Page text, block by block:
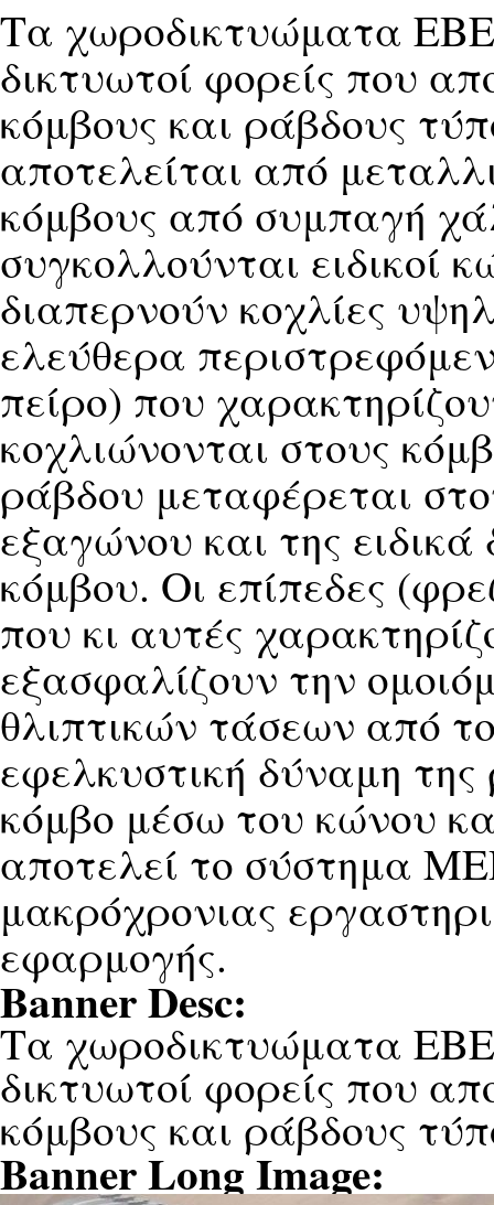
Τα χωροδικτυώματα
δικτυωτοί φορείς που
κόμβους και ράβδους
αποτελείται από
κόμβους από συμπαγή
συγκολλούνται ειδικοί
διαπερνούν κοχλίες
ελεύθερα
πείρο) που
κοχλιώνονται στους
ράβδου μεταφέρεται
εξαγώνου και της
κόμβου. Οι επίπεδες
που κι αυτές
εξασφαλίζουν την
θλιπτικών τάσεων από
εφελκυστική δύναμη
κόμβο μέσω του κώνου
αποτελεί το σύστημα
μακρόχρονιας
εφαρμογής.
Banner Desc:
Τα χωροδικτυώματα
δικτυωτοί φορείς που
κόμβους και ράβδους
Banner Long Image: